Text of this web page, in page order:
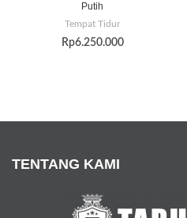
Putih
Tempat Tidur
Rp6.250.000
TENTANG KAMI